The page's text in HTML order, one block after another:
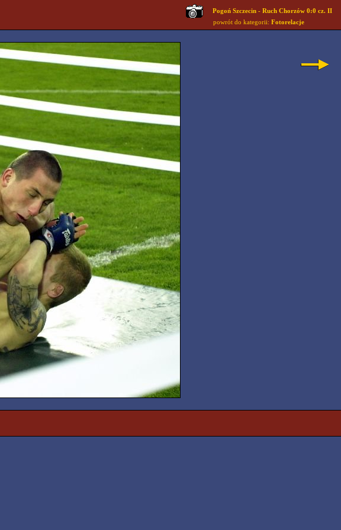
Pogoń Szczecin - Ruch Chorzów 0:0 cz. II
powrót do kategorii: Fotorelacje